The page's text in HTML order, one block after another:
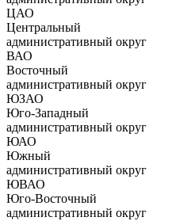
ЦАО
Центральный
административный округ
ВАО
Восточный
административный округ
ЮЗАО
Юго-Западный
административный округ
ЮАО
Южный
административный округ
ЮВАО
Юго-Восточный
административный округ